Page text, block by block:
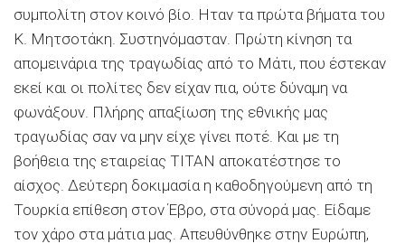
συμπολίτη στον κοινό βίο. Hταν τα πρώτα βήματα του
Κ. Μητσοτάκη. Συστηνόμασταν. Πρώτη κίνηση τα
απομεινάρια της τραγωδίας από το Μάτι, που έστεκαν
εκεί και οι πολίτες δεν είχαν πια, ούτε δύναμη να
φωνάξουν. Πλήρης απαξίωση της εθνικής μας
τραγωδίας σαν να μην είχε γίνει ποτέ. Και με τη
βοήθεια της εταιρείας ΤΙΤΑΝ αποκατέστησε το
αίσχος. Δεύτερη δοκιμασία η καθοδηγούμενη από τη
Τουρκία επίθεση στον Έβρο, στα σύνορά μας. Είδαμε
τον χάρο στα μάτια μας. Απευθύνθηκε στην Ευρώπη,